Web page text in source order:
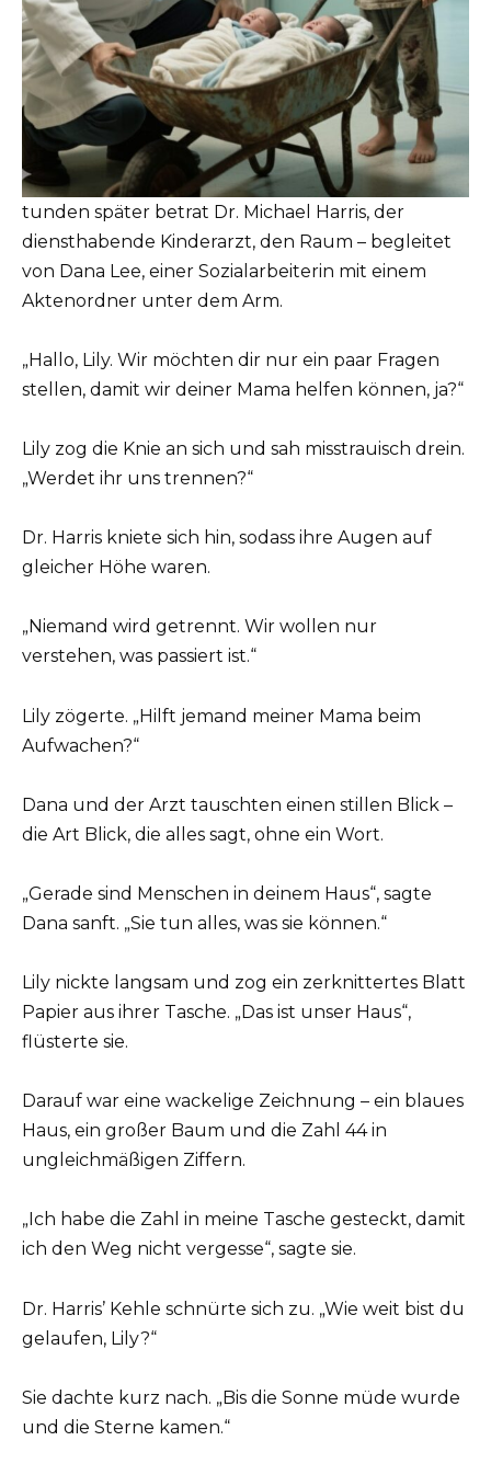
tunden später betrat Dr. Michael Harris, der
diensthabende Kinderarzt, den Raum – begleitet
von Dana Lee, einer Sozialarbeiterin mit einem
Aktenordner unter dem Arm.
„Hallo, Lily. Wir möchten dir nur ein paar Fragen
stellen, damit wir deiner Mama helfen können, ja?“
Lily zog die Knie an sich und sah misstrauisch drein.
„Werdet ihr uns trennen?“
Dr. Harris kniete sich hin, sodass ihre Augen auf
gleicher Höhe waren.
„Niemand wird getrennt. Wir wollen nur
verstehen, was passiert ist.“
Lily zögerte. „Hilft jemand meiner Mama beim
Aufwachen?“
Dana und der Arzt tauschten einen stillen Blick –
die Art Blick, die alles sagt, ohne ein Wort.
„Gerade sind Menschen in deinem Haus“, sagte
Dana sanft. „Sie tun alles, was sie können.“
Lily nickte langsam und zog ein zerknittertes Blatt
Papier aus ihrer Tasche. „Das ist unser Haus“,
flüsterte sie.
Darauf war eine wackelige Zeichnung – ein blaues
Haus, ein großer Baum und die Zahl 44 in
ungleichmäßigen Ziffern.
„Ich habe die Zahl in meine Tasche gesteckt, damit
ich den Weg nicht vergesse“, sagte sie.
Dr. Harris’ Kehle schnürte sich zu. „Wie weit bist du
gelaufen, Lily?“
Sie dachte kurz nach. „Bis die Sonne müde wurde
und die Sterne kamen.“